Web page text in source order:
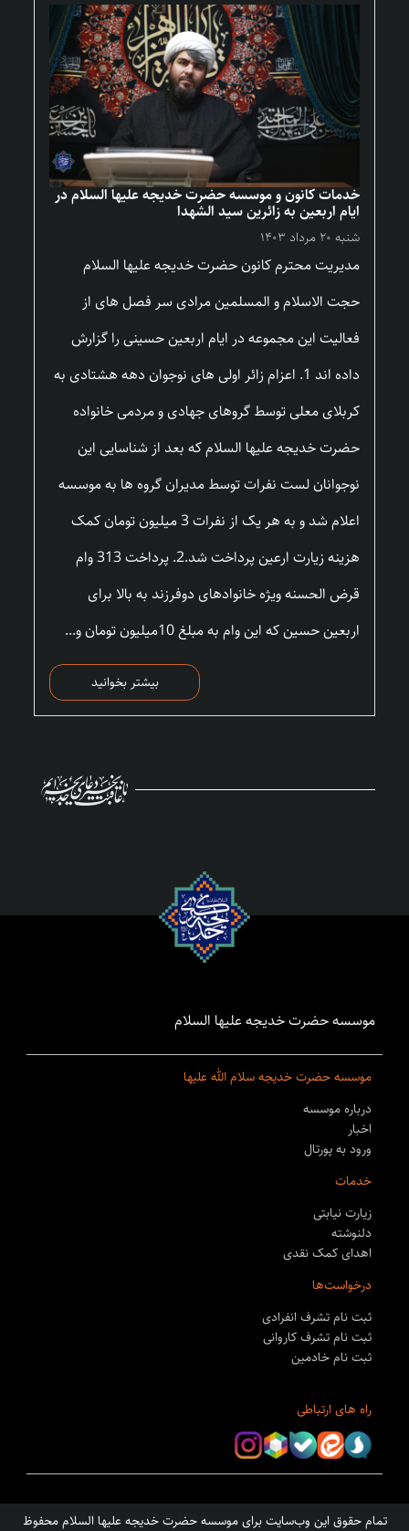
خدمات کانون و موسسه حضرت خدیجه علیها السلام در
ایام اربعین به زائرین سید الشهدا
شنبه ۲۰ مرداد ۱۴۰۳
مدیریت محترم کانون حضرت خدیجه علیها السلام
حجت الاسلام و المسلمین مرادی سر فصل های از
فعالیت این مجموعه در ایام اربعین حسینی را گزارش
داده اند 1. اعزام زائر اولی های نوجوان دهه هشتادی به
کربلای معلی توسط گروهای جهادی و مردمی خانواده
حضرت خدیجه علیها السلام که بعد از شناسایی این
نوجوانان لست نفرات توسط مدیران گروه ها به موسسه
اعلام شد و به هر یک از نفرات 3 میلیون تومان کمک
هزینه زیارت ارعین پرداخت شد.2. پرداخت 313 وام
قرض الحسنه ویژه خانوادهای دوفرزند به بالا برای
اربعین حسین که این وام به مبلغ 10میلیون تومان و...
بیشتر بخوانید
موسسه حضرت خدیجه علیها السلام
موسسه حضرت خدیجه سلام الله علیها
درباره موسسه
اخبار
ورود به پورتال
خدمات
زیارت نیابتی
دلنوشته
اهدای کمک نقدی
درخواست‌ها
ثبت نام تشرف انفرادی
ثبت نام تشرف کاروانی
ثبت نام خادمین
راه های ارتباطی
تمام حقوق این وب‌سایت برایموسسه حضرت خدیجه علیها السلاممحفوظ